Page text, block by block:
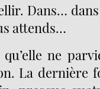
Dans… dans
attends…
ne
La dernière